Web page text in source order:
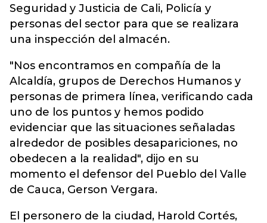
Seguridad y Justicia de Cali, Policía y
personas del sector para que se realizara
una inspección del almacén.
"Nos encontramos en compañía de la
Alcaldía, grupos de Derechos Humanos y
personas de primera línea, verificando cada
uno de los puntos y hemos podido
evidenciar que las situaciones señaladas
alrededor de posibles desapariciones, no
obedecen a la realidad", dijo en su
momento el defensor del Pueblo del Valle
de Cauca, Gerson Vergara.
El personero de la ciudad, Harold Cortés,